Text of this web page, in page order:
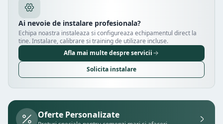
Ai nevoie de instalare profesionala?
Echipa noastra instaleaza si configureaza echipamentul direct la
tine. Instalare, calibrare si training de utilizare incluse.
Afla mai multe despre servicii
Solicita instalare
Oferte Personalizate